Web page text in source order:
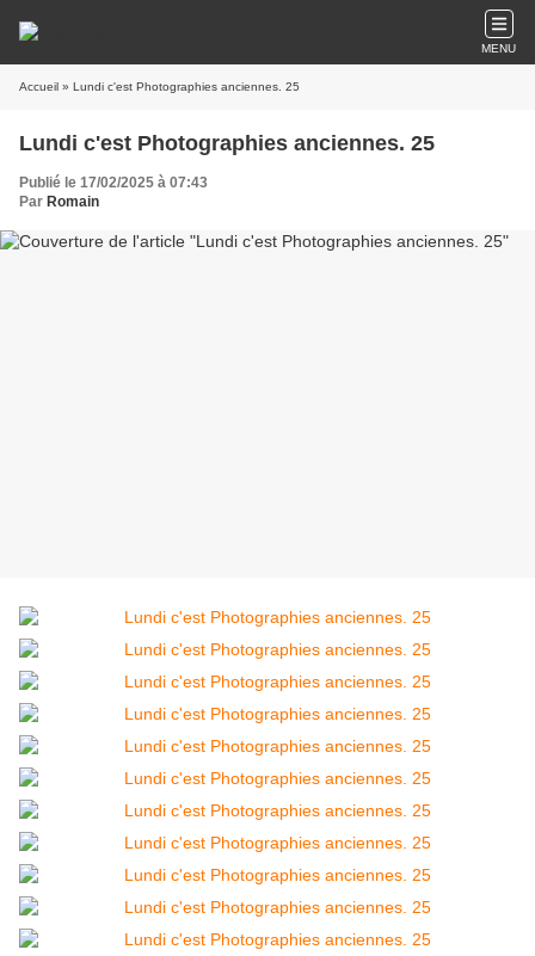
MENU
Accueil » Lundi c'est Photographies anciennes. 25
Lundi c'est Photographies anciennes. 25
Publié le 17/02/2025 à 07:43
Par Romain